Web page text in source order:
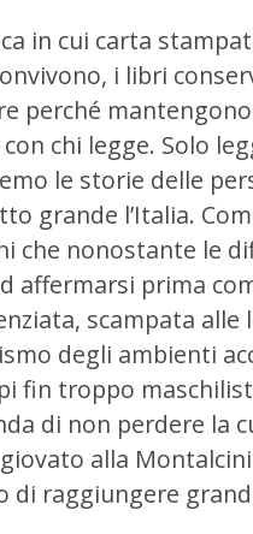
in cui carta
i libri
perché
chi legge. Solo
le storie delle
grande l’Italia.
che nonostante le
affermarsi prima
scampata alle
degli ambienti
fin troppo
di non perdere la
alla
di raggiungere